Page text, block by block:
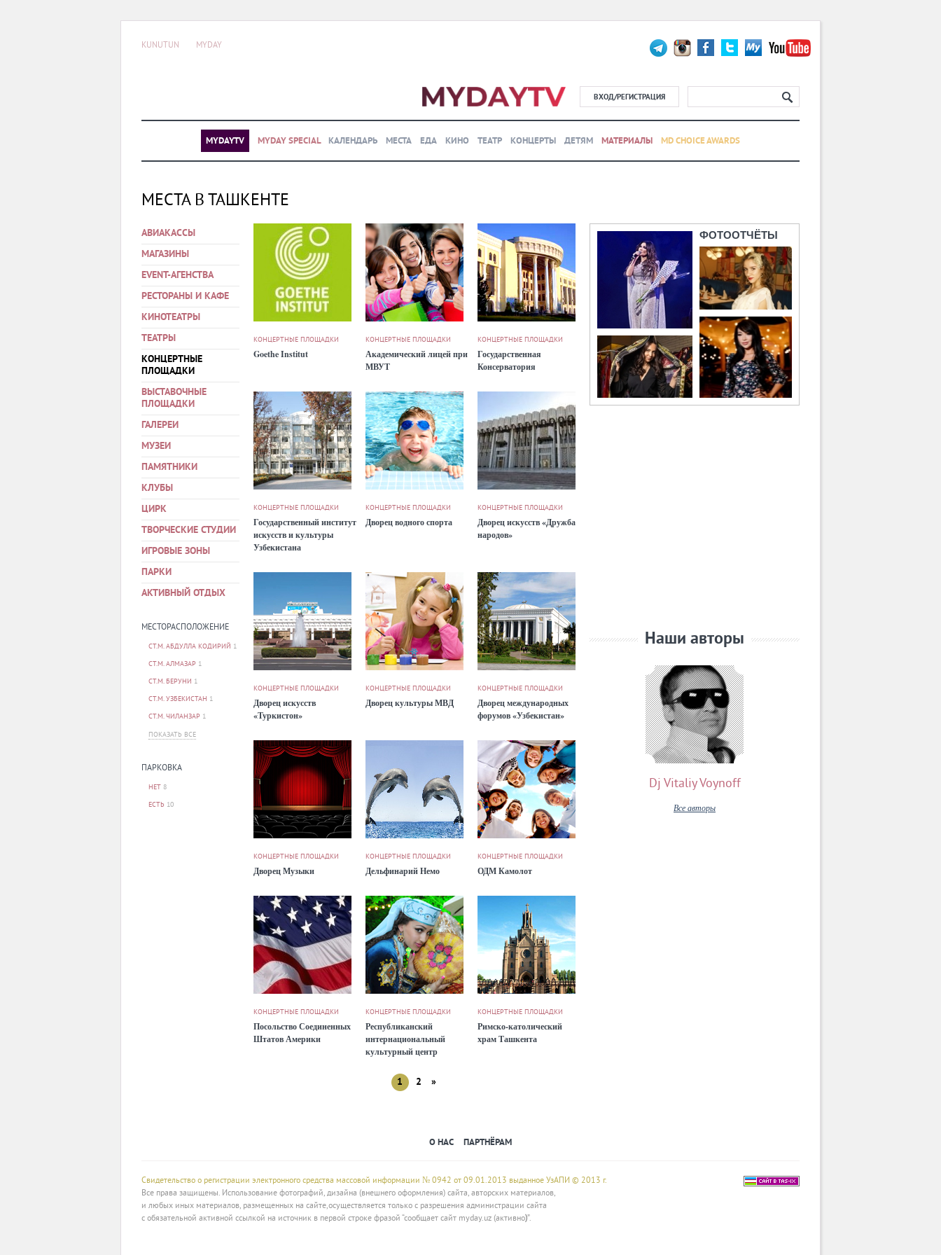
KUNUTUN MYDAY
ВХОД/РЕГИСТРАЦИЯ
MYDAYTV MYDAY SPECIAL КАЛЕНДАРЬ МЕСТА ЕДА КИНО ТЕАТР КОНЦЕРТЫ ДЕТЯМ МАТЕРИАЛЫ MD CHOICE AWARDS
МЕСТА В ТАШКЕНТЕ
АВИАКАССЫ
МАГАЗИНЫ
EVENT-АГЕНСТВА
РЕСТОРАНЫ И КАФЕ
КИНОТЕАТРЫ
ТЕАТРЫ
КОНЦЕРТНЫЕ
ПЛОЩАДКИ
ВЫСТАВОЧНЫЕ
ПЛОЩАДКИ
ГАЛЕРЕИ
МУЗЕИ
ПАМЯТНИКИ
КЛУБЫ
ЦИРК
ТВОРЧЕСКИЕ СТУДИИ
ИГРОВЫЕ ЗОНЫ
ПАРКИ
АКТИВНЫЙ ОТДЫХ
МЕСТОРАСПОЛОЖЕНИЕ
СТ.М. АБДУЛЛА КОДИРИЙ 1
СТ.М. АЛМАЗАР 1
СТ.М. БЕРУНИ 1
СТ.М. УЗБЕКИСТАН 1
СТ.М. ЧИЛАНЗАР 1
ПОКАЗАТЬ ВСЕ
ПАРКОВКА
НЕТ 8
ЕСТЬ 10
КОНЦЕРТНЫЕ ПЛОЩАДКИ
Goethe Institut
КОНЦЕРТНЫЕ ПЛОЩАДКИ
Академический лицей при
МВУТ
КОНЦЕРТНЫЕ ПЛОЩАДКИ
Государственная
Консерватория
КОНЦЕРТНЫЕ ПЛОЩАДКИ
Государственный институт
искусств и культуры
Узбекистана
КОНЦЕРТНЫЕ ПЛОЩАДКИ
Дворец водного спорта
КОНЦЕРТНЫЕ ПЛОЩАДКИ
Дворец искусств «Дружба
народов»
КОНЦЕРТНЫЕ ПЛОЩАДКИ
Дворец искусств
«Туркистон»
КОНЦЕРТНЫЕ ПЛОЩАДКИ
Дворец культуры МВД
КОНЦЕРТНЫЕ ПЛОЩАДКИ
Дворец международных
форумов «Узбекистан»
КОНЦЕРТНЫЕ ПЛОЩАДКИ
Дворец Музыки
КОНЦЕРТНЫЕ ПЛОЩАДКИ
Дельфинарий Немо
КОНЦЕРТНЫЕ ПЛОЩАДКИ
ОДМ Камолот
КОНЦЕРТНЫЕ ПЛОЩАДКИ
Посольство Соединенных
Штатов Америки
КОНЦЕРТНЫЕ ПЛОЩАДКИ
Республиканский
интернациональный
культурный центр
КОНЦЕРТНЫЕ ПЛОЩАДКИ
Римско-католический
храм Ташкента
1 2 »
ФОТООТЧЁТЫ
Наши авторы
Dj Vitaliy Voynoff
Все авторы
О НАС ПАРТНЁРАМ
Свидетельство о регистрации электронного средства массовой информации № 0942 от 09.01.2013 выданное УзАПИ © 2013 г.
Все права защищены. Использование фотографий, дизайна (внешнего оформления) сайта, авторских материалов,
и любых иных материалов, размещенных на сайте,осуществляется только с разрешения администрации сайта
с обязательной активной ссылкой на источник в первой строке фразой “сообщает сайт myday.uz (активно)”.